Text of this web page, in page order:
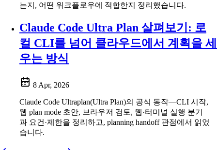
는지, 어떤 워크플로우에 적합한지 정리했습니다.
Claude Code Ultra Plan 살펴보기: 로
컬 CLI를 넘어 클라우드에서 계획을 세
우는 방식
8 Apr, 2026
Claude Code Ultraplan(Ultra Plan)의 공식 동작—CLI 시작,
웹 plan mode 초안, 브라우저 검토, 웹·터미널 실행 분기—
과 요건·제한을 정리하고, planning handoff 관점에서 읽었
습니다.